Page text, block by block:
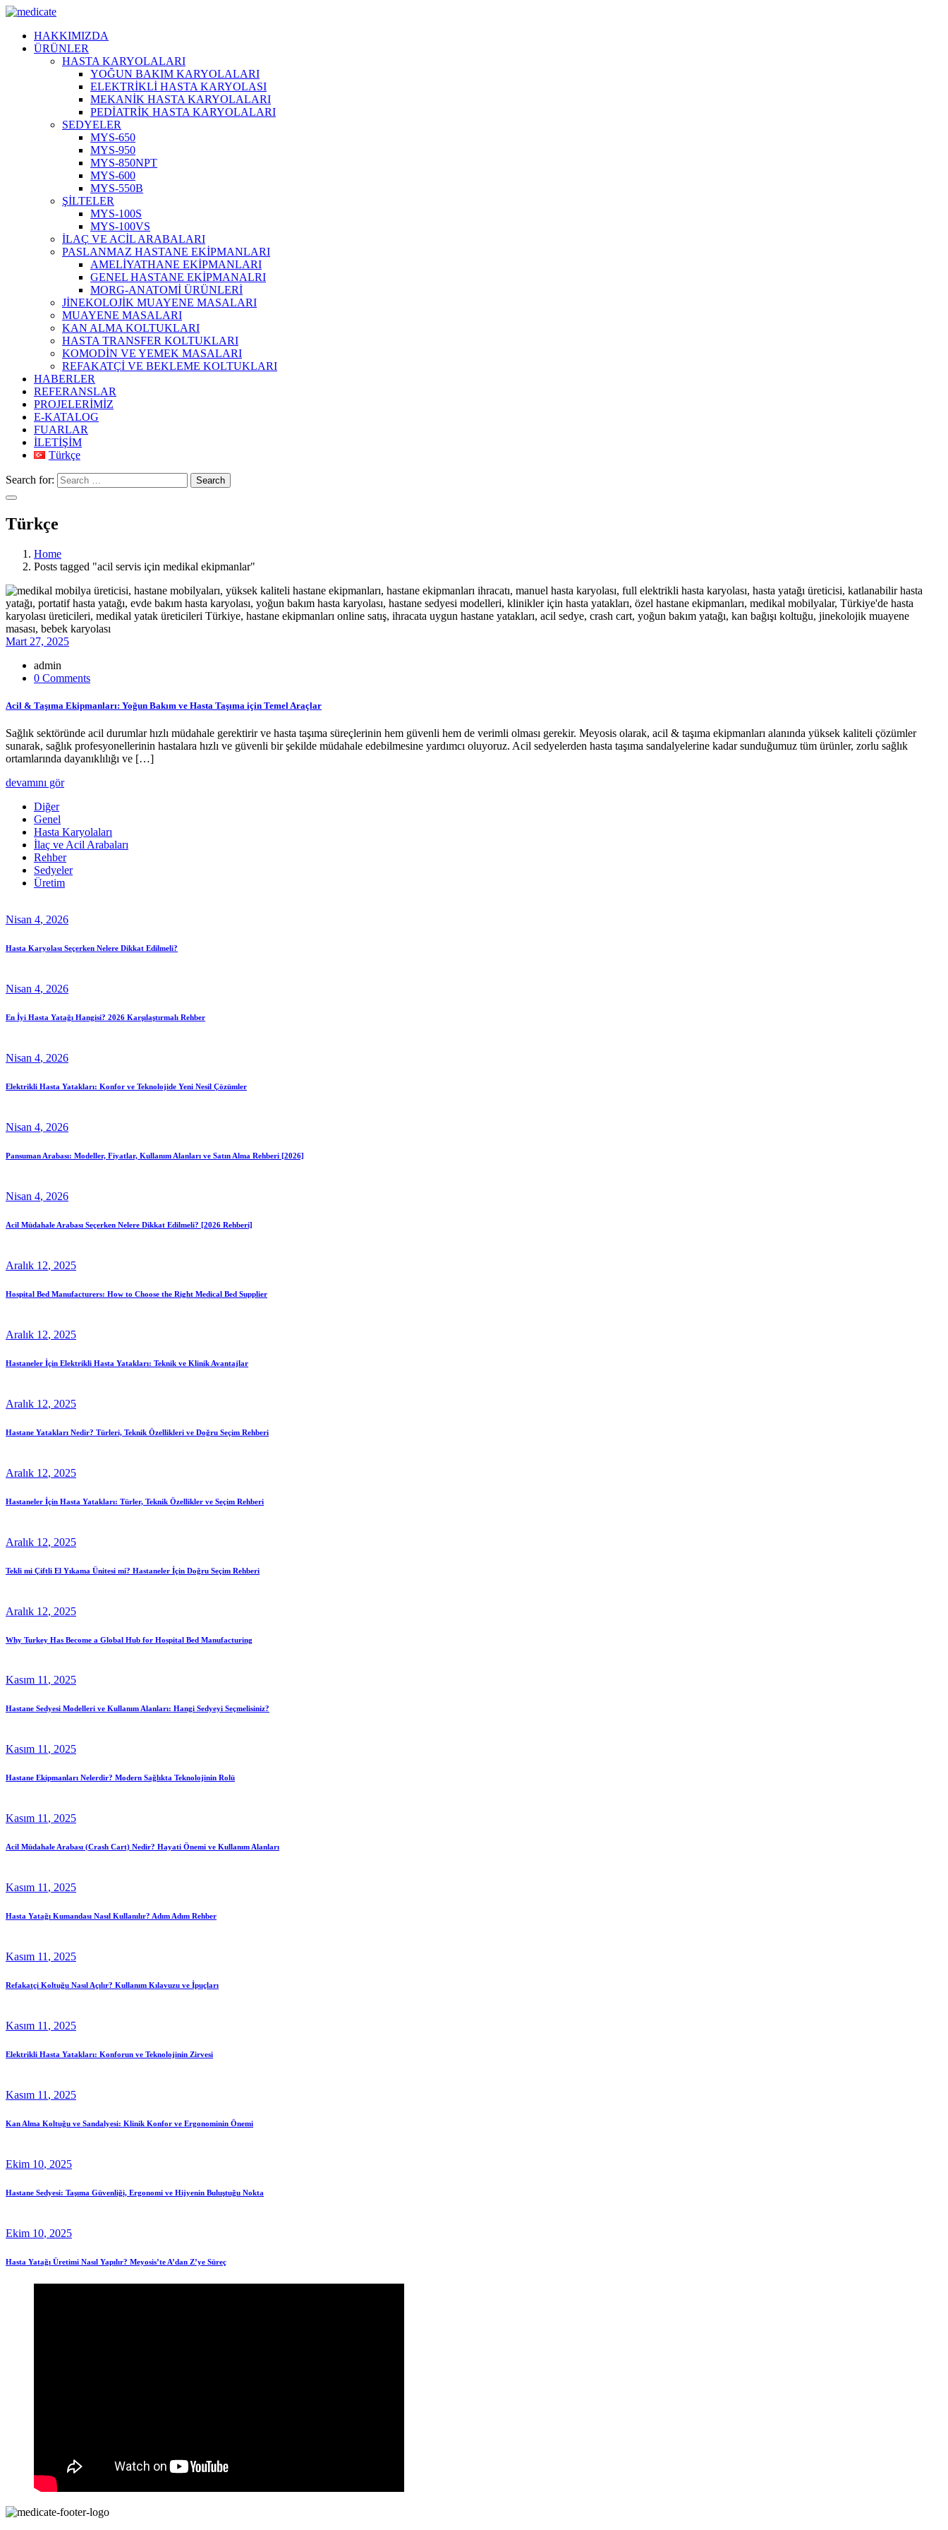
HAKKIMIZDA
ÜRÜNLER
HASTA KARYOLALARI
YOĞUN BAKIM KARYOLALARI
ELEKTRİKLİ HASTA KARYOLASI
MEKANİK HASTA KARYOLALARI
PEDİATRİK HASTA KARYOLALARI
SEDYELER
MYS-650
MYS-950
MYS-850NPT
MYS-600
MYS-550B
ŞİLTELER
MYS-100S
MYS-100VS
İLAÇ VE ACİL ARABALARI
PASLANMAZ HASTANE EKİPMANLARI
AMELİYATHANE EKİPMANLARI
GENEL HASTANE EKİPMANALRI
MORG-ANATOMİ ÜRÜNLERİ
JİNEKOLOJİK MUAYENE MASALARI
MUAYENE MASALARI
KAN ALMA KOLTUKLARI
HASTA TRANSFER KOLTUKLARI
KOMODİN VE YEMEK MASALARI
REFAKATÇİ VE BEKLEME KOLTUKLARI
HABERLER
REFERANSLAR
PROJELERİMİZ
E-KATALOG
FUARLAR
İLETİŞİM
Türkçe
Search for: Search
Türkçe
Home
Posts tagged "acil servis için medikal ekipmanlar"
Mart 27, 2025
admin
0 Comments
Acil & Taşıma Ekipmanları: Yoğun Bakım ve Hasta Taşıma için Temel Araçlar
Sağlık sektöründe acil durumlar hızlı müdahale gerektirir ve hasta taşıma süreçlerinin hem güvenli hem de verimli olması gerekir. Meyosis olarak, acil & taşıma ekipmanları alanında yüksek kaliteli çözümler
sunarak, sağlık profesyonellerinin hastalara hızlı ve güvenli bir şekilde müdahale edebilmesine yardımcı oluyoruz. Acil sedyelerden hasta taşıma sandalyelerine kadar sunduğumuz tüm ürünler, zorlu sağlık
ortamlarında dayanıklılığı ve […]
devamını gör
Diğer
Genel
Hasta Karyolaları
İlaç ve Acil Arabaları
Rehber
Sedyeler
Üretim
Nisan 4, 2026
Hasta Karyolası Seçerken Nelere Dikkat Edilmeli?
Nisan 4, 2026
En İyi Hasta Yatağı Hangisi? 2026 Karşılaştırmalı Rehber
Nisan 4, 2026
Elektrikli Hasta Yatakları: Konfor ve Teknolojide Yeni Nesil Çözümler
Nisan 4, 2026
Pansuman Arabası: Modeller, Fiyatlar, Kullanım Alanları ve Satın Alma Rehberi [2026]
Nisan 4, 2026
Acil Müdahale Arabası Seçerken Nelere Dikkat Edilmeli? [2026 Rehberi]
Aralık 12, 2025
Hospital Bed Manufacturers: How to Choose the Right Medical Bed Supplier
Aralık 12, 2025
Hastaneler İçin Elektrikli Hasta Yatakları: Teknik ve Klinik Avantajlar
Aralık 12, 2025
Hastane Yatakları Nedir? Türleri, Teknik Özellikleri ve Doğru Seçim Rehberi
Aralık 12, 2025
Hastaneler İçin Hasta Yatakları: Türler, Teknik Özellikler ve Seçim Rehberi
Aralık 12, 2025
Tekli mi Çiftli El Yıkama Ünitesi mi? Hastaneler İçin Doğru Seçim Rehberi
Aralık 12, 2025
Why Turkey Has Become a Global Hub for Hospital Bed Manufacturing
Kasım 11, 2025
Hastane Sedyesi Modelleri ve Kullanım Alanları: Hangi Sedyeyi Seçmelisiniz?
Kasım 11, 2025
Hastane Ekipmanları Nelerdir? Modern Sağlıkta Teknolojinin Rolü
Kasım 11 , 2025
Acil Müdahale Arabası (Crash Cart) Nedir? Hayati Önemi ve Kullanım Alanları
Kasım 11 , 2025
Hasta Yatağı Kumandası Nasıl Kullanılır? Adım Adım Rehber
Kasım 11 , 2025
Refakatçi Koltuğu Nasıl Açılır? Kullanım Kılavuzu ve İpuçları
Kasım 11 , 2025
Elektrikli Hasta Yatakları: Konforun ve Teknolojinin Zirvesi
Kasım 11 , 2025
Kan Alma Koltuğu ve Sandalyesi: Klinik Konfor ve Ergonominin Önemi
Ekim 10, 2025
Hastane Sedyesi: Taşıma Güvenliği, Ergonomi ve Hijyenin Buluştuğu Nokta
Ekim 10, 2025
Hasta Yatağı Üretimi Nasıl Yapılır? Meyosis’te A’dan Z’ye Süreç